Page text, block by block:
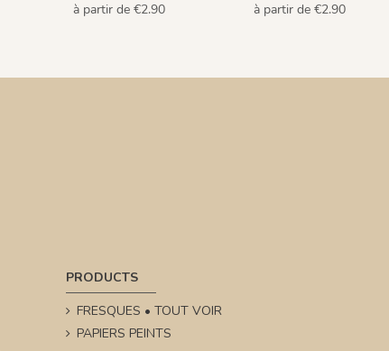
à partir de €2.90
à partir de €2.90
PRODUCTS
FRESQUES • TOUT VOIR
PAPIERS PEINTS